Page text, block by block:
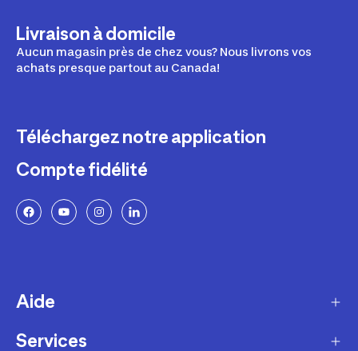
Livraison à domicile
Aucun magasin près de chez vous? Nous livrons vos
achats presque partout au Canada!
Téléchargez notre application
Compte fidélité
Aide
Livraison
Services